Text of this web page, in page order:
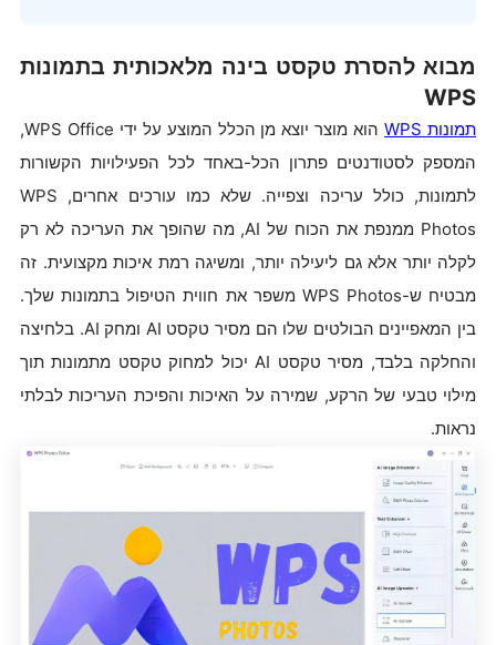
מבוא להסרת טקסט בינה מלאכותית בתמונות
WPS
תמונות WPS
הוא מוצר יוצא מן הכלל המוצע על ידי WPS Office,
המספק לסטודנטים פתרון הכל-באחד לכל הפעילויות הקשורות
לתמונות, כולל עריכה וצפייה. שלא כמו עורכים אחרים, WPS
Photos ממנפת את הכוח של AI, מה שהופך את העריכה לא רק
לקלה יותר אלא גם ליעילה יותר, ומשיגה רמת איכות מקצועית. זה
מבטיח ש-WPS Photos משפר את חווית הטיפול בתמונות שלך.
בין המאפיינים הבולטים שלו הם מסיר טקסט AI ומחק AI. בלחיצה
והחלקה בלבד, מסיר טקסט AI יכול למחוק טקסט מתמונות תוך
מילוי טבעי של הרקע, שמירה על האיכות והפיכת העריכות לבלתי
נראות.